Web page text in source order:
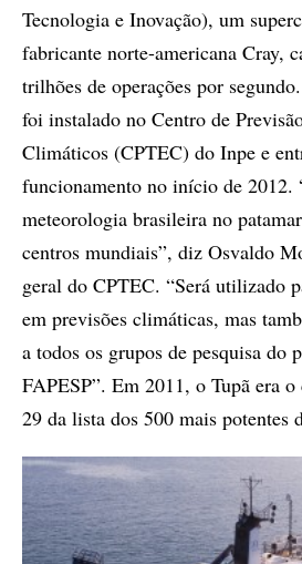
Tecnologia e Inovação), um
fabricante norte-americana Cray,
trilhões de operações por
foi instalado no Centro de
Climáticos (CPTEC) do Inpe e
funcionamento no início de 2012.
meteorologia brasileira no
centros mundiais”, diz Osvaldo
geral do CPTEC. “Será utilizado
em previsões climáticas, mas
a todos os grupos de pesquisa do
FAPESP”. Em 2011, o Tupã era
29 da lista dos 500 mais potentes